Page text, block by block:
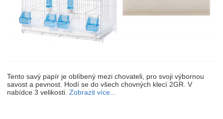
Tento savý papír je oblíbený mezi chovateli, pro svoji výbornou
savost a pevnost. Hodí se do všech chovných klecí 2GR. V
nabídce 3 velikosti. Zobrazit více...